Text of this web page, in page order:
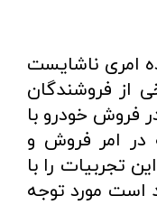
امری ناشایست
از فروشندگان
فروش خودرو با
تجربیات 12 ساله در امر فروش و
تجربیات را با
است مورد توجه